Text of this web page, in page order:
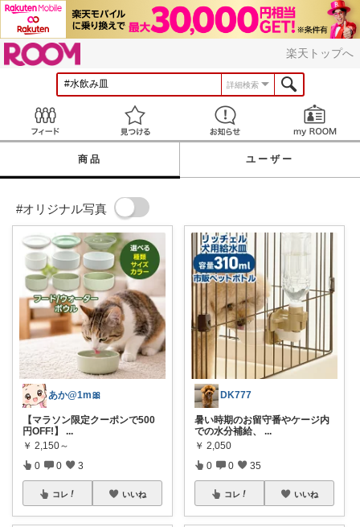
楽天トップへ
詳細検索
見つける お知らせ
商品 ユーザー
#オリジナル写真
あか@1m🎀
【マラソン限定クーポンで500
円OFF!】
...
￥ 2,150～
0 0 3
コレ いいね
DK777
暑い時期のお留守番やケージ内
での水分補給、
...
￥ 2,050
0 0 35
コレ いいね